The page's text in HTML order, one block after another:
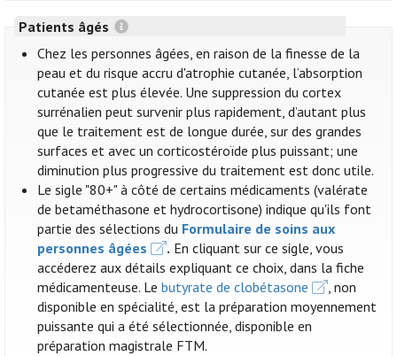
Patients âgés
Chez les personnes âgées, en raison de la finesse de la
peau et du risque accru d'atrophie cutanée, l’absorption
cutanée est plus élevée. Une suppression du cortex
surrénalien peut survenir plus rapidement, d’autant plus
que le traitement est de longue durée, sur des grandes
surfaces et avec un corticostéroïde plus puissant; une
diminution plus progressive du traitement est donc utile.
Le sigle "80+" à côté de certains médicaments (valérate
de betaméthasone et hydrocortisone) indique qu'ils font
partie des sélections du Formulaire de soins aux
personnes âgées
. En cliquant sur ce sigle, vous
accéderez aux détails expliquant ce choix, dans la fiche
médicamenteuse. Lebutyrate de clobétasone
, non
disponible en spécialité, est la préparation moyennement
puissante qui a été sélectionnée, disponible en
préparation magistrale FTM.